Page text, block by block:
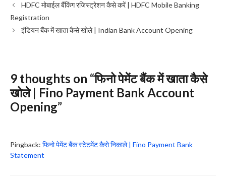
HDFC मोबाईल बैंकिंग रजिस्ट्रेशन कैसे करें | HDFC Mobile Banking
Registration
इंडियन बैंक में खाता कैसे खोले | Indian Bank Account Opening
9 thoughts on “फिनो पेमेंट बैंक में खाता कैसे
खोले | Fino Payment Bank Account
Opening”
Pingback: फिनो पेमेंट बैंक स्टेटमेंट कैसे निकाले | Fino Payment Bank
Statement